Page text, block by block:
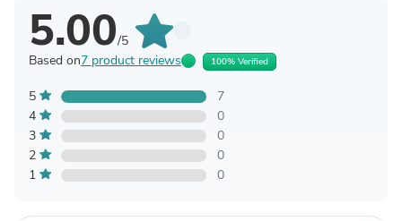
5.00/5
Based on7 product reviews 100% Verified
5
7
4
0
3
0
2
0
1
0